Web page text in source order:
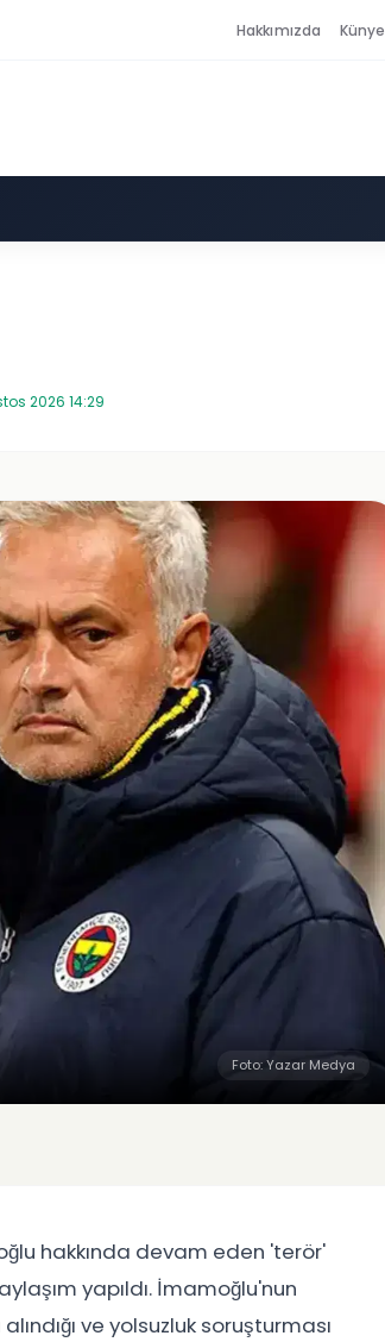
Hakkımızda Künye
2026 14:29
Foto: Yazar Medya
hakkında devam eden 'terör'
yapıldı. İmamoğlu'nun
ve yolsuzluk soruşturması